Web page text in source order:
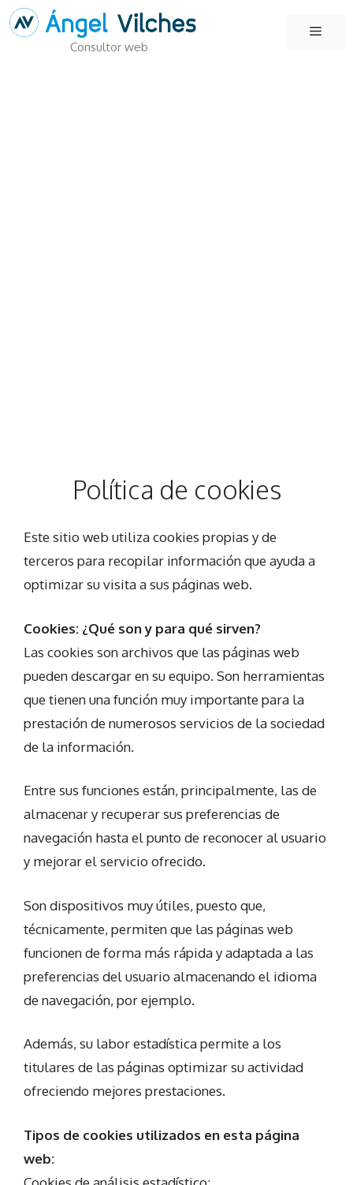
Saltar
Consultor web
Menú
Política de cookies
Este sitio web utiliza cookies propias y de
terceros para recopilar información que ayuda a
optimizar su visita a sus páginas web.
Cookies: ¿Qué son y para qué sirven?
Las cookies son archivos que las páginas web
pueden descargar en su equipo. Son herramientas
que tienen una función muy importante para la
prestación de numerosos servicios de la sociedad
de la información.
Entre sus funciones están, principalmente, las de
almacenar y recuperar sus preferencias de
navegación hasta el punto de reconocer al usuario
y mejorar el servicio ofrecido.
Son dispositivos muy útiles, puesto que,
técnicamente, permiten que las páginas web
funcionen de forma más rápida y adaptada a las
preferencias del usuario almacenando el idioma
de navegación, por ejemplo.
Además, su labor estadística permite a los
titulares de las páginas optimizar su actividad
ofreciendo mejores prestaciones.
Tipos de cookies utilizados en esta página
web: